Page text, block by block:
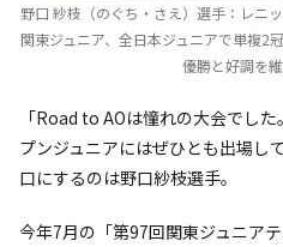
野口 紗枝（のぐち・さえ）選手：レニ
関東ジュニア、全日本ジュニアで単複2
優勝と好調を
「Road to AOは憧れの大会でし
プンジュニアにはぜひとも出場し
口にするのは野口紗枝選手。
今年7月の「第97回関東ジュニア